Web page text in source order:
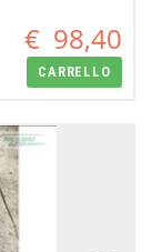
€ 98,40
CARRELLO